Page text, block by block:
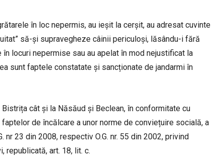
în loc nepermis, au ieșit la cerșit, au adresat cuvinte
să-şi supravegheze câinii periculoși, lăsându-i fără
locuri nepermise sau au apelat în mod nejustificat la
sunt faptele constatate și sancționate de jandarmi în
cât și la Năsăud și Beclean, în conformitate cu
de încălcare a unor norme de conviețuire socială, a
nr 23 din 2008, respectiv O.G. nr. 55 din 2002, privind
republicată, art. 18, lit. c.